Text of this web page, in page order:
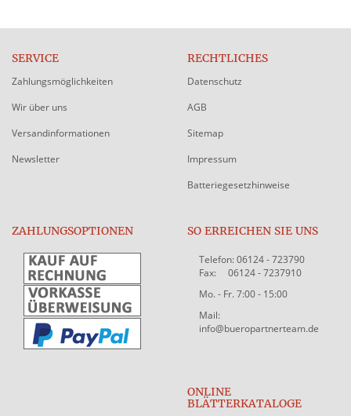
SERVICE
Zahlungsmöglichkeiten
Wir über uns
Versandinformationen
Newsletter
RECHTLICHES
Datenschutz
AGB
Sitemap
Impressum
Batteriegesetzhinweise
ZAHLUNGSOPTIONEN SO ERREICHEN SIE UNS
Telefon: 06124 - 723790
Fax: 06124 - 7237910
Mo. - Fr. 7:00 - 15:00
Mail:
info@bueropartnerteam.de
ONLINE
BLÄTTERKATALOGE